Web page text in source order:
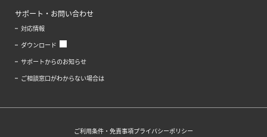
サポート・お問い合わせ
対応情報
ダウンロード
サポートからのお知らせ
ご相談窓口がわからない場合は
ご利用条件・免責事項プライバシーポリシー